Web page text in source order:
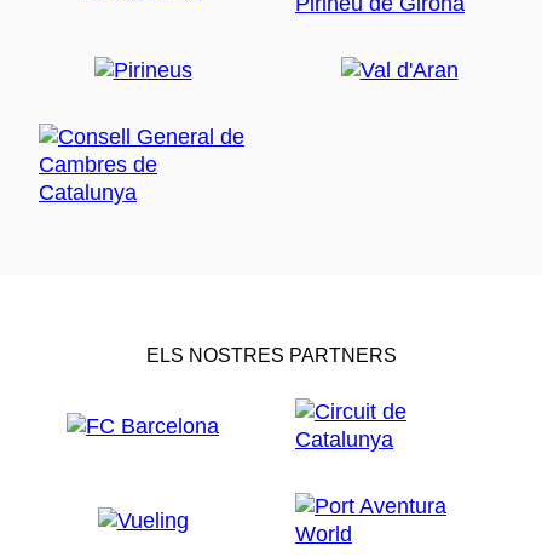
ELS NOSTRES PARTNERS